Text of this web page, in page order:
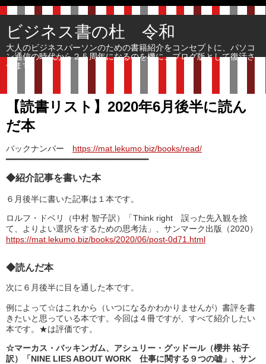
ビジネス書の杜 令和
大人のビジネスパーソンのための書籍紹介をコンセプトに、パソコ
ン通信の時代から２５周年になるのを機に、ブログ版として復活さ
せます。
【読書リスト】2020年6月後半に読ん
だ本
バックナンバー https://mat.lekumo.biz/books/read/
━━━━━━━━━━━━━━━━━━━━━━━━━━━━━━
◆紹介記事を書いた本
６月後半に書いた記事は１本です。
ロルフ・ドベリ（中村 智子訳）「Think right 誤った先入観を捨
て、よりよい選択をするための思考法」、サンマーク出版（2020）
https://mat.lekumo.biz/books/2020/06/post-0d71.html
◆読んだ本
次に６月後半に目を通した本です。
例によって☆はこれから（いつになるかわかりませんが）書評を書
きたいと思っている本です。今回は４冊ですが、すべて紹介したい
本です。★は評価です。
☆マーカス・バッキンガム、アシュリー・グッドール（櫻井 祐子
訳）「NINE LIES ABOUT WORK 仕事に関する９つの嘘」、サン